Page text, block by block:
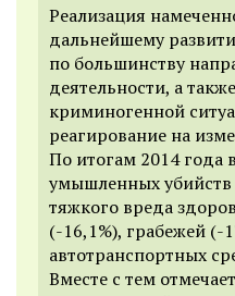
Реализация
дальнейшему
по большинству
деятельности, а
криминогенной
реагирование на
По итогам 2014 года
умышленных
тяжкого вреда
(-16,1%), грабежей (-
автотранспортных
Вместе с тем